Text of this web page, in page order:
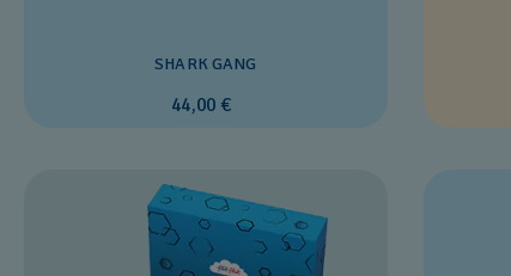
SHARK GANG
44,00 €